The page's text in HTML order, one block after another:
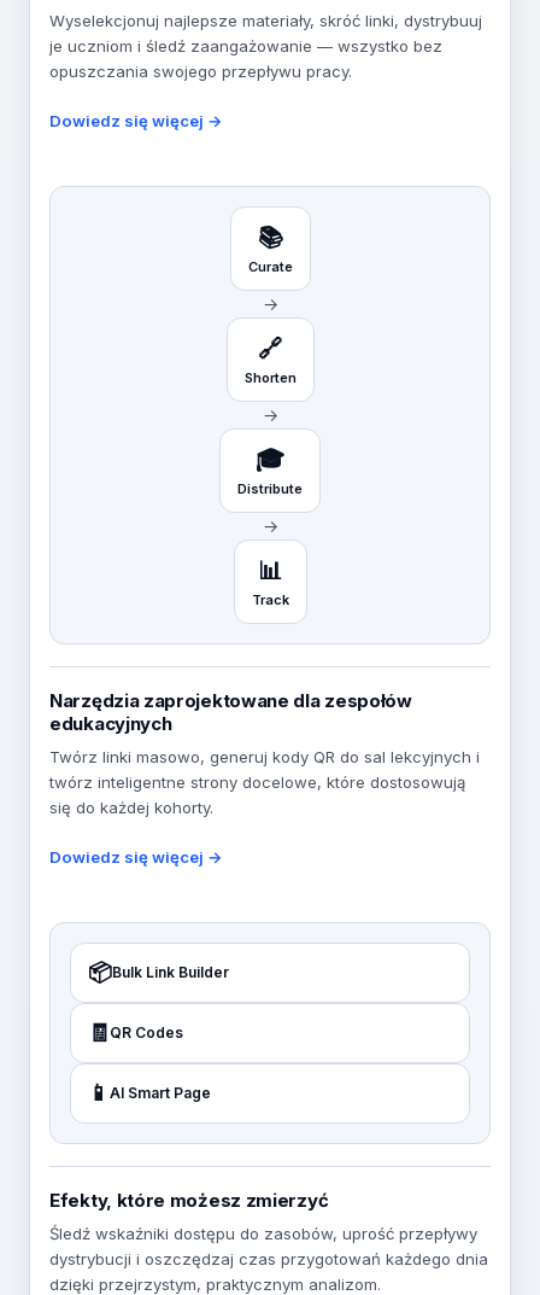
Wyselekcjonuj najlepsze materiały, skróć linki, dystrybuuj
je uczniom i śledź zaangażowanie — wszystko bez
opuszczania swojego przepływu pracy.
Dowiedz się więcej →
📚
Curate
→
🔗
Shorten
→
🎓
Distribute
→
📊
Track
Narzędzia zaprojektowane dla zespołów
edukacyjnych
Twórz linki masowo, generuj kody QR do sal lekcyjnych i
twórz inteligentne strony docelowe, które dostosowują
się do każdej kohorty.
Dowiedz się więcej →
📦Bulk Link Builder
🧾 QR Codes
📱 AI Smart Page
Efekty, które możesz zmierzyć
Śledź wskaźniki dostępu do zasobów, uprość przepływy
dystrybucji i oszczędzaj czas przygotowań każdego dnia
dzięki przejrzystym, praktycznym analizom.